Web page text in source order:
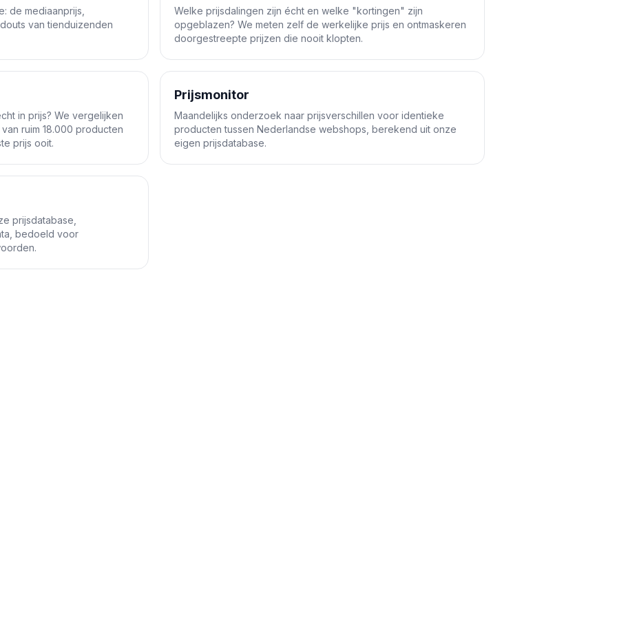
de mediaanprijs,
van tienduizenden
Welke prijsdalingen zijn écht en welke "kortingen" zijn
opgeblazen? We meten zelf de werkelijke prijs en ontmaskeren
doorgestreepte prijzen die nooit klopten.
in prijs? We vergelijken
ruim 18.000 producten
prijs ooit.
Prijsmonitor
Maandelijks onderzoek naar prijsverschillen voor identieke
producten tussen Nederlandse webshops, berekend uit onze
eigen prijsdatabase.
prijsdatabase,
bedoeld voor